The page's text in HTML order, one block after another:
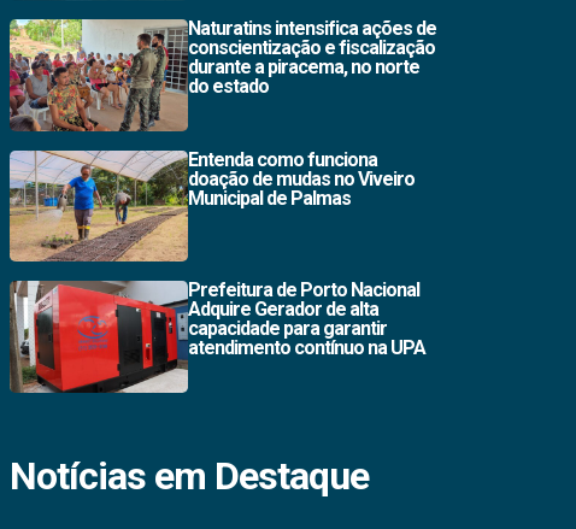
Naturatins intensifica ações de
conscientização e fiscalização
durante a piracema, no norte
do estado
Entenda como funciona
doação de mudas no Viveiro
Municipal de Palmas
Prefeitura de Porto Nacional
Adquire Gerador de alta
capacidade para garantir
atendimento contínuo na UPA
Notícias em Destaque